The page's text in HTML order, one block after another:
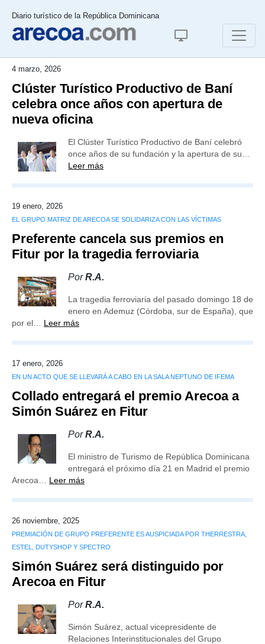
Diario turístico de la República Dominicana
4 marzo, 2026
Clúster Turístico Productivo de Baní
celebra once años con apertura de
nueva oficina
El Clúster Turístico Productivo de Baní celebró
once años de su fundación y la apertura de su…
Leer más
19 enero, 2026
EL GRUPO MATRIZ DE ARECOA SE SOLIDARIZA CON LAS VÍCTIMAS
Preferente cancela sus premios en
Fitur por la tragedia ferroviaria
PorR.A.
La tragedia ferroviaria del pasado domingo 18 de
enero en Ademuz (Córdoba, sur de España), que
por el… Leer más
17 enero, 2026
EN UN ACTO QUE SE LLEVARÁ A CABO EN LA SALA NEPTUNO DE IFEMA
Collado entregará el premio Arecoa a
Simón Suárez en Fitur
PorR.A.
El ministro de Turismo de República Dominicana
entregará el próximo día 21 en Madrid el premio
Arecoa… Leer más
26 noviembre, 2025
PREMIACIÓN DE GRUPO PREFERENTE ES AUSPICIADA POR THERRESTRA,
ESTEL, DUTYSHOP Y SPECTRO
Simón Suárez será distinguido por
Arecoa en Fitur
PorR.A.
Simón Suárez, actual vicepresidente de
Relaciones Interinstitucionales del Grupo